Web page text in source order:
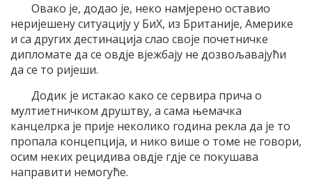
Овако је, додао је, неко намјерено оставио
неријешену ситуацију у БиХ, из Британије, Америке
и са других дестинација слао своје почетничке
дипломате да се овдје вјежбају не дозвољавајући
да се то ријеши.
Додик је истакао како се сервира прича о
мултиетничком друштву, а сама њемачка
канцелрка је прије неколико година рекла да је то
пропала концепција, и нико више о томе не говори,
осим неких рецидива овдје гдје се покушава
направити немогуће.